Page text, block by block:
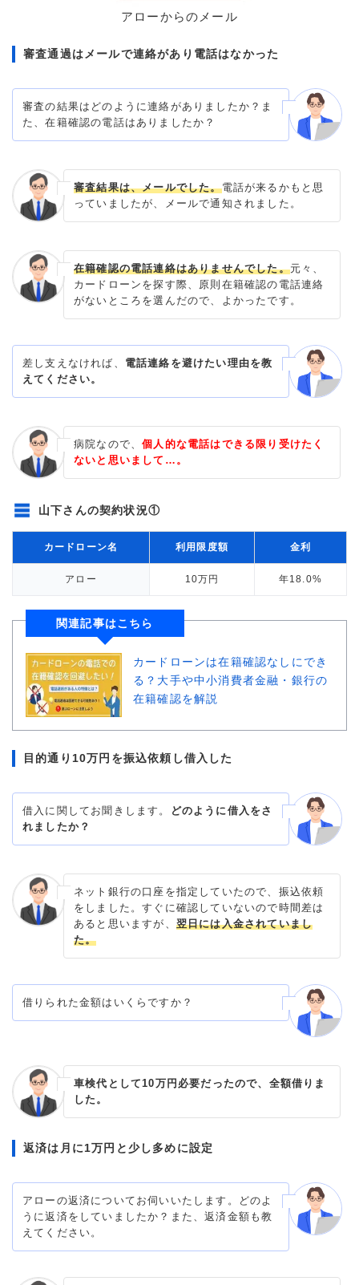
アローからのメール
審査通過はメールで連絡があり電話はなかった
審査の結果はどのように連絡がありましたか？ま
た、在籍確認の電話はありましたか？
審査結果は、メールでした。電話が来るかもと思
っていましたが、メールで通知されました。
在籍確認の電話連絡はありませんでした。元々、
カードローンを探す際、原則在籍確認の電話連絡
がないところを選んだので、よかったです。
差し支えなければ、 電話連絡を避けたい理由を教
えてください。
病院なので、個人的な電話はできる限り受けたく
ないと思いまして…。
山下さんの契約状況①
カードローン名 利用限度額 金利
アロー 10万円 年18.0%
関連記事はこちら
カードローンは在籍確認なしにでき
る？大手や中小消費者金融・銀行の
在籍確認を解説
目的通り10万円を振込依頼し借入した
借入に関してお聞きします。
どのように借入をさ
れましたか？
ネット銀行の口座を指定していたので、振込依頼
をしました。すぐに確認していないので時間差は
あると思いますが、 翌日には入金されていまし
た。
借りられた金額はいくらですか？
車検代として10万円必要だったので、全額借りま
した。
返済は月に1万円と少し多めに設定
アローの返済についてお伺いいたします。どのよ
うに返済をしていましたか？また、返済金額も教
えてください。